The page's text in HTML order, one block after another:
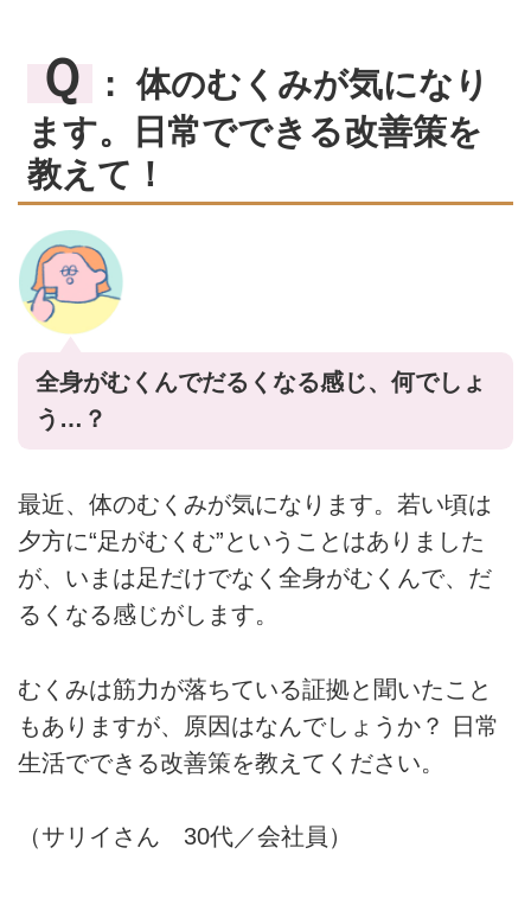
Ｑ
： 体のむくみが気になり
ます。日常でできる改善策を
教えて！
全身がむくんでだるくなる感じ、何でしょ
う…？
最近、体のむくみが気になります。若い頃は
夕方に“足がむくむ”ということはありました
が、いまは足だけでなく全身がむくんで、だ
るくなる感じがします。
むくみは筋力が落ちている証拠と聞いたこと
もありますが、原因はなんでしょうか？ 日常
生活でできる改善策を教えてください。
（サリイさん 30代／会社員）